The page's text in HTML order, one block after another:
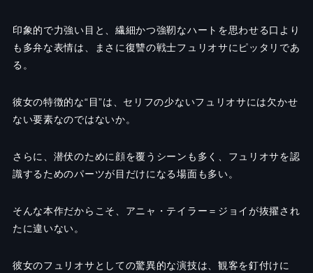
印象的で力強い目と、繊細かつ強靭なハートを思わせる口より
も多弁な表情は、まさに復讐の戦士フュリオサにピッタリであ
る。
彼女の特徴的な“目”は、セリフの少ないフュリオサには欠かせ
ない要素なのではないか。
さらに、潜伏のために顔を覆うシーンも多く、フュリオサを認
識するためのパーツが目だけになる場面も多い。
そんな本作だからこそ、アニャ・テイラー＝ジョイが抜擢され
たに違いない。
彼女のフュリオサとしての驚異的な演技は、観客を釘付けに